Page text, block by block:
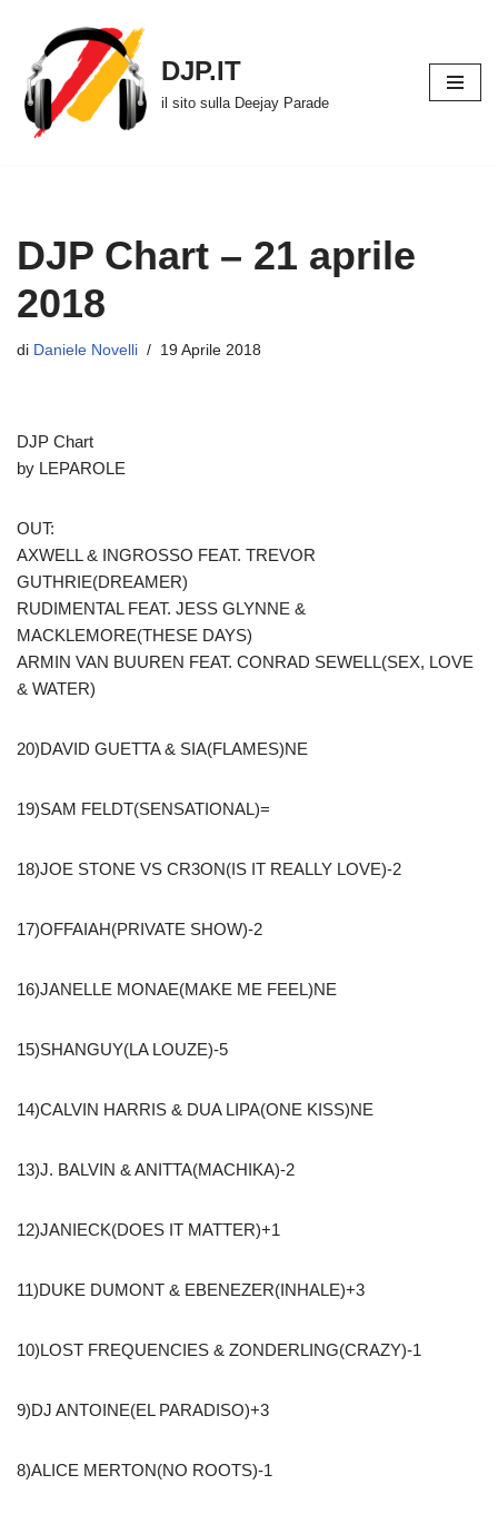
Vai
al
contenuto
DJP.IT
il sito sulla Deejay Parade
DJP Chart – 21 aprile
2018
di Daniele Novelli 19 Aprile 2018
DJP Chart
by LEPAROLE
OUT:
AXWELL & INGROSSO FEAT. TREVOR
GUTHRIE(DREAMER)
RUDIMENTAL FEAT. JESS GLYNNE &
MACKLEMORE(THESE DAYS)
ARMIN VAN BUUREN FEAT. CONRAD SEWELL(SEX, LOVE
& WATER)
20)DAVID GUETTA & SIA(FLAMES)NE
19)SAM FELDT(SENSATIONAL)=
18)JOE STONE VS CR3ON(IS IT REALLY LOVE)-2
17)OFFAIAH(PRIVATE SHOW)-2
16)JANELLE MONAE(MAKE ME FEEL)NE
15)SHANGUY(LA LOUZE)-5
14)CALVIN HARRIS & DUA LIPA(ONE KISS)NE
13)J. BALVIN & ANITTA(MACHIKA)-2
12)JANIECK(DOES IT MATTER)+1
11)DUKE DUMONT & EBENEZER(INHALE)+3
10)LOST FREQUENCIES & ZONDERLING(CRAZY)-1
9)DJ ANTOINE(EL PARADISO)+3
8)ALICE MERTON(NO ROOTS)-1